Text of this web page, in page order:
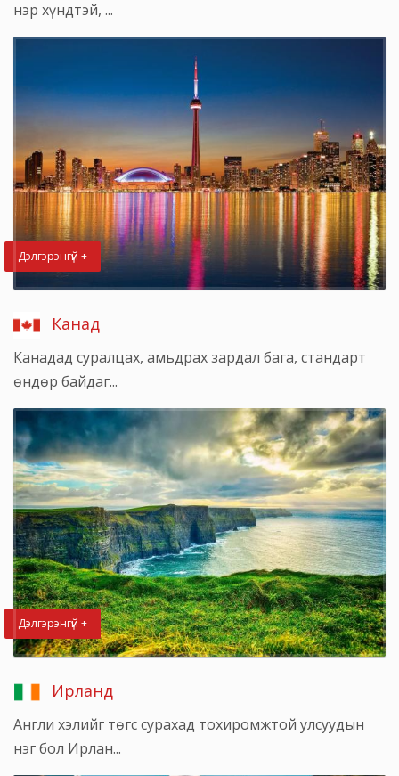
нэр хүндтэй, ...
Дэлгэрэнгүй +
Канад
Канадад суралцах, амьдрах зардал бага, стандарт
өндөр байдаг...
Дэлгэрэнгүй +
Ирланд
Англи хэлийг төгс сурахад тохиромжтой улсуудын
нэг бол Ирлан...